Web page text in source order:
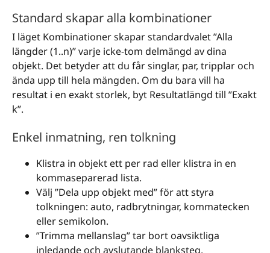
Standard skapar alla kombinationer
I läget Kombinationer skapar standardvalet ”Alla
längder (1..n)” varje icke-tom delmängd av dina
objekt. Det betyder att du får singlar, par, tripplar och
ända upp till hela mängden. Om du bara vill ha
resultat i en exakt storlek, byt Resultatlängd till ”Exakt
k”.
Enkel inmatning, ren tolkning
Klistra in objekt ett per rad eller klistra in en
kommaseparerad lista.
Välj ”Dela upp objekt med” för att styra
tolkningen: auto, radbrytningar, kommatecken
eller semikolon.
”Trimma mellanslag” tar bort oavsiktliga
inledande och avslutande blanksteg.